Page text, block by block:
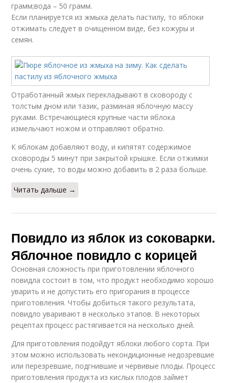
грамм;вода – 50 грамм.
Если планируется из жмыха делать пастилу, то яблоки
отжимать следует в очищенном виде, без кожуры и
семян.
Отработанный жмых перекладывают в сковороду с
толстым дном или тазик, разминая яблочную массу
руками. Встречающиеся крупные части яблока
измельчают ножом и отправляют обратно.
К яблокам добавляют воду, и кипятят содержимое
сковороды 5 минут при закрытой крышке. Если отжимки
очень сухие, то воды можно добавить в 2 раза больше.
Читать дальше →
Повидло из яблок из соковарки.
Яблочное повидло с корицей
Основная сложность при приготовлении яблочного
повидла состоит в том, что продукт необходимо хорошо
уварить и не допустить его пригорания в процессе
приготовления. Чтобы добиться такого результата,
повидло уваривают в несколько этапов. В некоторых
рецептах процесс растягивается на несколько дней.
Для приготовления подойдут яблоки любого сорта. При
этом можно использовать некондиционные недозревшие
или перезревшие, подгнившие и червивые плоды. Процесс
приготовления продукта из кислых плодов займет